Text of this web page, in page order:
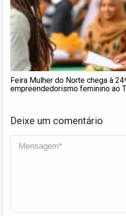
Feira Mulher do Norte chega à
empreendedorismo feminino ao
Deixe um comentário